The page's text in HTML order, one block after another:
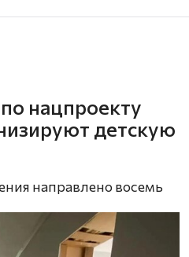
нацпроекту
детскую
направлено восемь